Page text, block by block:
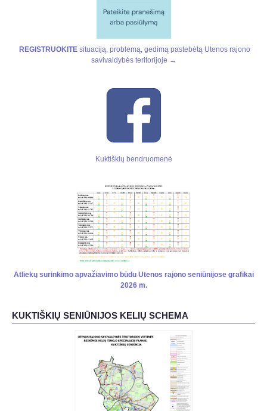
REGISTRUOKITEsituaciją, problemą, gedimą pastebėtą Utenos rajono
savivaldybės teritorijoje →
Kuktiškių bendruomenė
Atliekų surinkimo apvažiavimo būdu Utenos rajono seniūnijose grafikai
2026 m.
KUKTIŠKIŲ SENIŪNIJOS KELIŲ SCHEMA